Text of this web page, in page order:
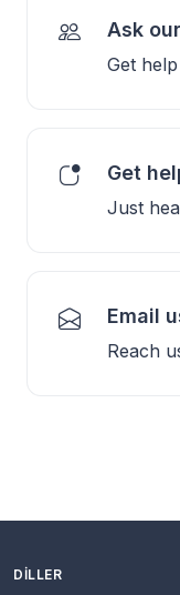
Ask
Get
Get
Just
Email
Reach
DILLER